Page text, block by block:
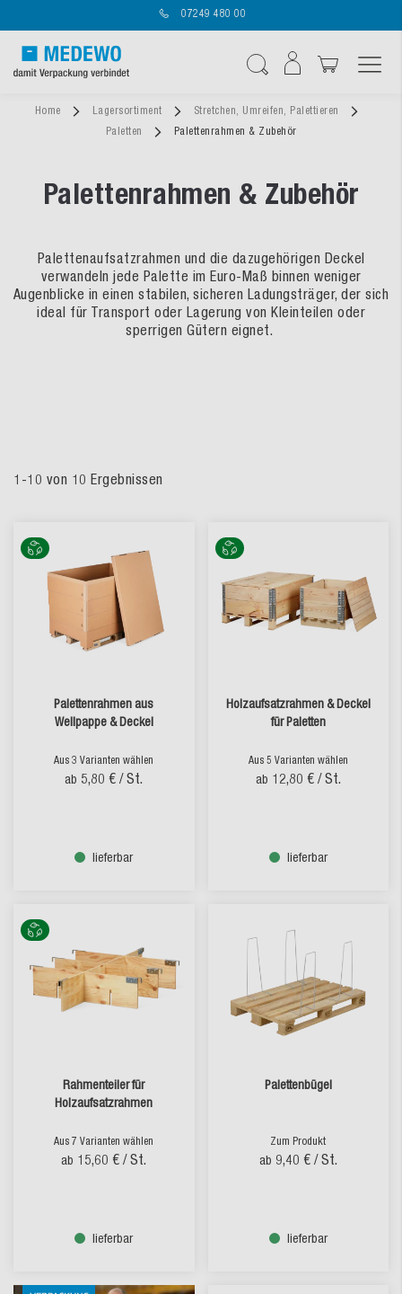
07249 480 00
Home Lagersortiment
Stretchen, Umreifen, Palettieren
Paletten
Palettenrahmen & Zubehör
Palettenrahmen & Zubehör
Palettenaufsatzrahmen und die dazugehörigen Deckel
verwandeln jede Palette im Euro-Maß binnen weniger
Augenblicke in einen stabilen, sicheren Ladungsträger, der sich
ideal für Transport oder Lagerung von Kleinteilen oder
sperrigen Gütern eignet.
1 -10 von 10 Ergebnissen
Palettenrahmen aus
Wellpappe & Deckel
Aus 3 Varianten wählen
ab 5,80 € / St.
lieferbar
Holzaufsatzrahmen & Deckel
für Paletten
Aus 5 Varianten wählen
ab 12,80 € / St.
lieferbar
Rahmenteiler für
Holzaufsatzrahmen
Aus 7 Varianten wählen
ab 15,60 € / St.
lieferbar
Palettenbügel
Zum Produkt
ab 9,40 € / St.
lieferbar